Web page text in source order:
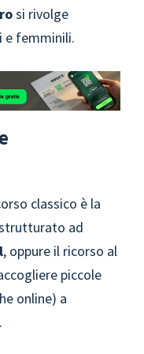
si rivolge
e femminili.
classico è la
ad
, oppure il ricorso al
piccole
online) a